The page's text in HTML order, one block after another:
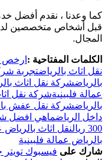
كما وعدنا ، نقدم أفضل
قبل أشخاص متخصصين
المجال.
الكلمات المفتاحية : ارخص
نقل اثاث بالرياضتجربة
بالرياضشركة نقل اثاث بالرياض
عمالة فلبينيةشركة نقل
بالرياضشركة نقل عفش
داخل الرياضماهي افضل
300 ريال
نقل اثاث بالرياض
بالرياض عمالة فلبينية
شارك على فيسبوك تويتر